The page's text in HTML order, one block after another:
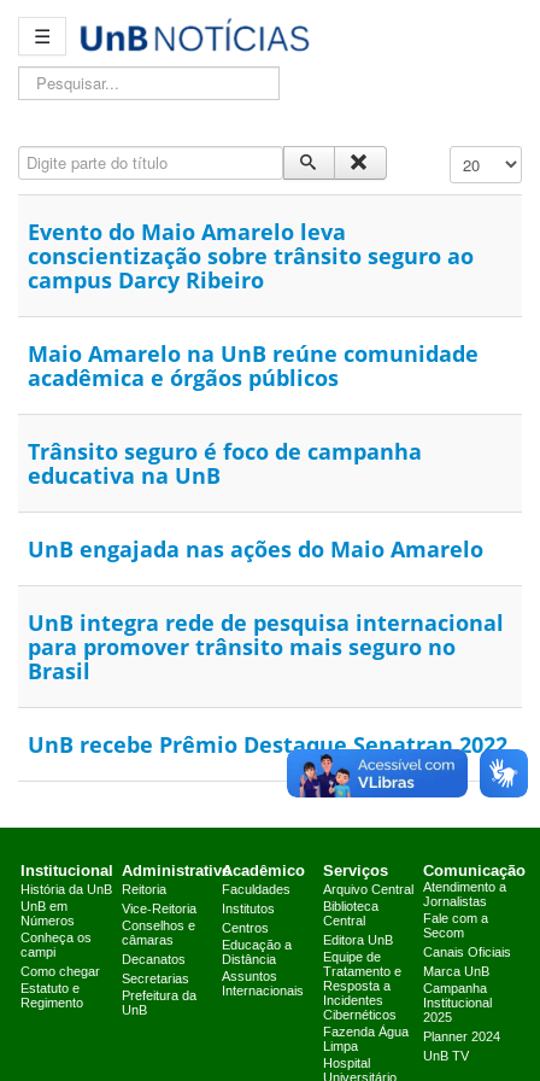
☰
Pesquisar...
Digite parte do título Exibir #
Evento do Maio Amarelo leva
conscientização sobre trânsito seguro ao
campus Darcy Ribeiro
Maio Amarelo na UnB reúne comunidade
acadêmica e órgãos públicos
Trânsito seguro é foco de campanha
educativa na UnB
UnB engajada nas ações do Maio Amarelo
UnB integra rede de pesquisa internacional
para promover trânsito mais seguro no
Brasil
UnB recebe Prêmio Destaque Senatran 2022
Institucional
História da UnB
UnB em
Números
Conheça os
campi
Como chegar
Estatuto e
Regimento
Administrativo
Reitoria
Vice-Reitoria
Conselhos e
câmaras
Decanatos
Secretarias
Prefeitura da
UnB
Acadêmico
Faculdades
Institutos
Centros
Educação a
Distância
Assuntos
Internacionais
Serviços
Arquivo Central
Biblioteca
Central
Editora UnB
Equipe de
Tratamento e
Resposta a
Incidentes
Cibernéticos
Fazenda Água
Limpa
Hospital
Comunicação
Atendimento a
Jornalistas
Fale com a
Secom
Canais Oficiais
Marca UnB
Campanha
Institucional
2025
Planner 2024
UnB TV